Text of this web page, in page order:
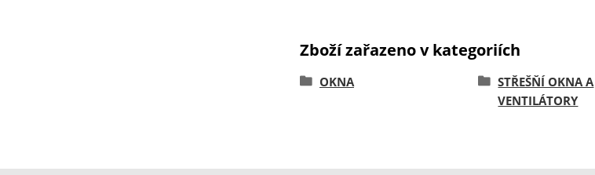
Zboží zařazeno v kategoriích
OKNA
STŘEŠŇÍ OKNA A
VENTILÁTORY